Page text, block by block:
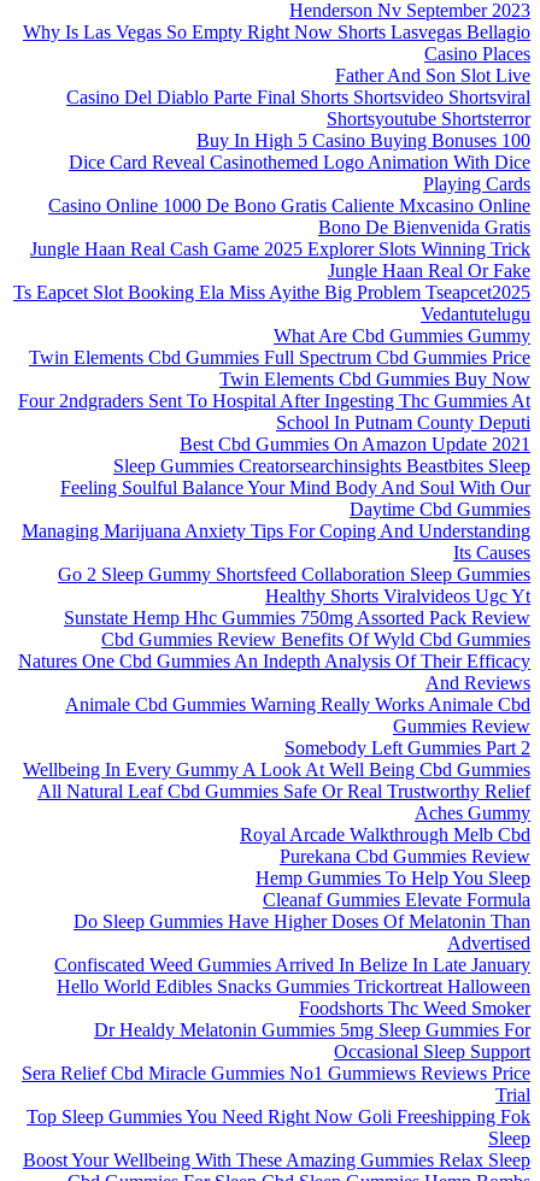
Henderson Nv September 2023
Why Is Las Vegas So Empty Right Now Shorts Lasvegas Bellagio
Casino Places
Father And Son Slot Live
Casino Del Diablo Parte Final Shorts Shortsvideo Shortsviral
Shortsyoutube Shortsterror
100 Buy In High 5 Casino Buying Bonuses
Dice Card Reveal Casinothemed Logo Animation With Dice
Playing Cards
Casino Online 1000 De Bono Gratis Caliente Mxcasino Online
Bono De Bienvenida Gratis
Jungle Haan Real Cash Game 2025 Explorer Slots Winning Trick
Jungle Haan Real Or Fake
Ts Eapcet Slot Booking Ela Miss Ayithe Big Problem Tseapcet2025
Vedantutelugu
What Are Cbd Gummies Gummy
Twin Elements Cbd Gummies Full Spectrum Cbd Gummies Price
Twin Elements Cbd Gummies Buy Now
Four 2ndgraders Sent To Hospital After Ingesting Thc Gummies At
School In Putnam County Deputi
Best Cbd Gummies On Amazon Update 2021
Sleep Gummies Creatorsearchinsights Beastbites Sleep
Feeling Soulful Balance Your Mind Body And Soul With Our
Daytime Cbd Gummies
Managing Marijuana Anxiety Tips For Coping And Understanding
Its Causes
Go 2 Sleep Gummy Shortsfeed Collaboration Sleep Gummies
Healthy Shorts Viralvideos Ugc Yt
Sunstate Hemp Hhc Gummies 750mg Assorted Pack Review
Cbd Gummies Review Benefits Of Wyld Cbd Gummies
Natures One Cbd Gummies An Indepth Analysis Of Their Efficacy
And Reviews
Animale Cbd Gummies Warning Really Works Animale Cbd
Gummies Review
Somebody Left Gummies Part 2
Wellbeing In Every Gummy A Look At Well Being Cbd Gummies
All Natural Leaf Cbd Gummies Safe Or Real Trustworthy Relief
Aches Gummy
Royal Arcade Walkthrough Melb Cbd
Purekana Cbd Gummies Review
Hemp Gummies To Help You Sleep
Cleanaf Gummies Elevate Formula
Do Sleep Gummies Have Higher Doses Of Melatonin Than
Advertised
Confiscated Weed Gummies Arrived In Belize In Late January
Hello World Edibles Snacks Gummies Trickortreat Halloween
Foodshorts Thc Weed Smoker
Dr Healdy Melatonin Gummies 5mg Sleep Gummies For
Occasional Sleep Support
Sera Relief Cbd Miracle Gummies No1 Gummiews Reviews Price
Trial
Top Sleep Gummies You Need Right Now Goli Freeshipping Fok
Sleep
Boost Your Wellbeing With These Amazing Gummies Relax Sleep